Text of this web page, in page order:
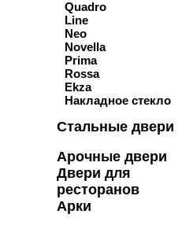
Quadro
Line
Neo
Novella
Prima
Rossa
Ekza
Накладное стекло
Стальные двери
Арочные двери
Двери для
ресторанов
Арки